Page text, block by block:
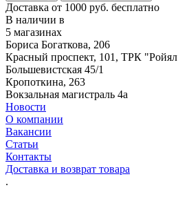
Доставка от 1000 руб. бесплатно
В наличии в
5 магазинах
Бориса Богаткова, 206
Красный проспект, 101, ТРК
Большевистская 45/1
Кропоткина, 263
Вокзальная магистраль 4а
Новости
О компании
Вакансии
Статьи
Контакты
Доставка и возврат товара
.